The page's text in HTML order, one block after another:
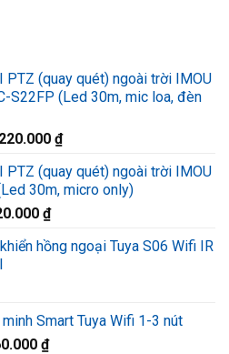
PTZ (quay quét) ngoài trời IMOU
S22FP (Led 30m, mic loa, đèn
₫.
₫Giá
tại
là:
PTZ (quay quét) ngoài trời IMOU
30m, micro only)
₫.
₫Giá
tại
hồng ngoại Tuya S06 Wifi IR
Smart Tuya Wifi 1-3 nút
₫